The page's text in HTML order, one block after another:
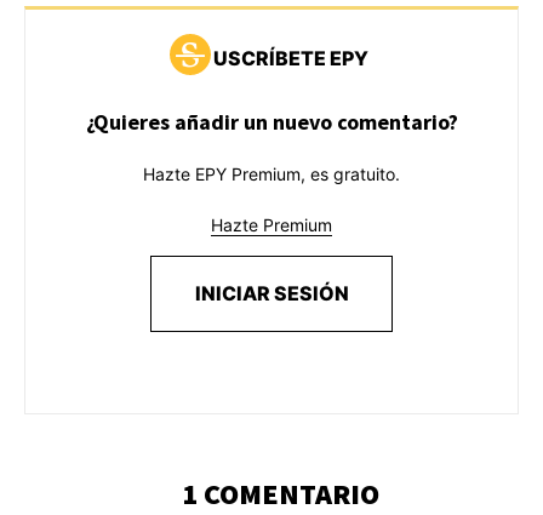
USCRÍBETE EPY
¿Quieres añadir un nuevo comentario?
Hazte EPY Premium, es gratuito.
Hazte Premium
INICIAR SESIÓN
1 COMENTARIO